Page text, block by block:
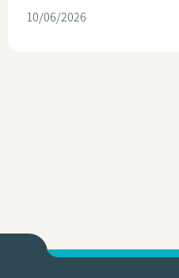
10/06/2026